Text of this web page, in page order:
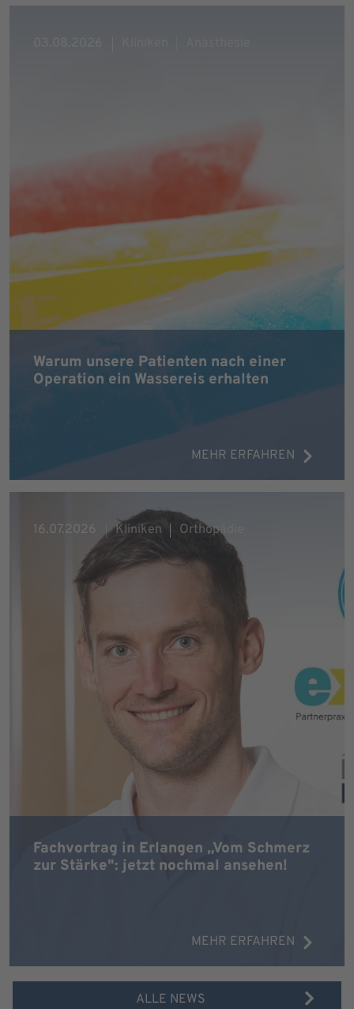
Warum unsere Patienten nach einer
Operation ein Wassereis erhalten
MEHR ERFAHREN
Fachvortrag in Erlangen „Vom Schmerz
zur Stärke": jetzt nochmal ansehen!
MEHR ERFAHREN
16.07.2026 Kliniken Orthopädie
ALLE NEWS